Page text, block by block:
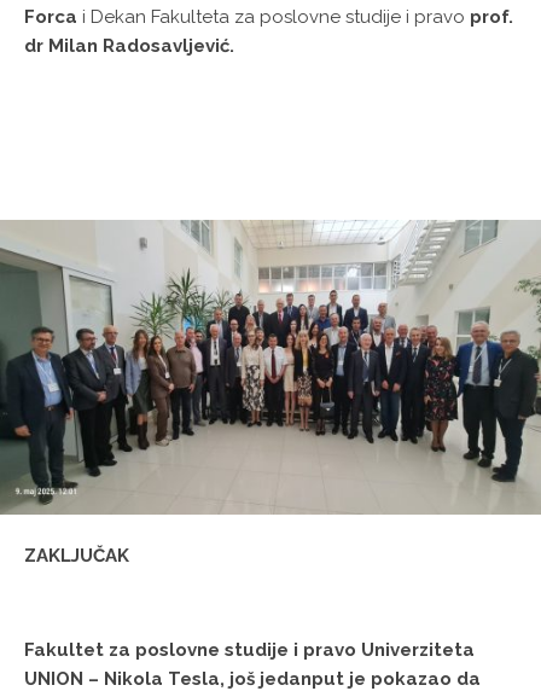
Forca i Dekan Fakulteta za poslovne studije i pravo prof.
dr Milan Radosavljević.
ZAKLJUČAK
Fakultet za poslovne studije i pravo Univerziteta
UNION – Nikola Tesla, još jedanput je pokazao da